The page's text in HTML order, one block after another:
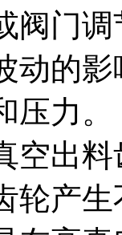
阀门
动的
力。
空出
轮产